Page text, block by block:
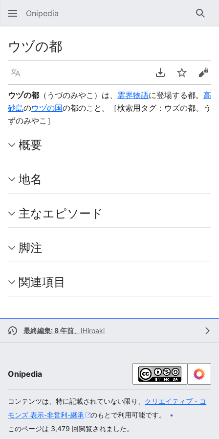
Onipedia 検索
ウヅの都
言語 PDFをダウンロ
ウォッチソ
ウヅの都 （うづのみやこ）は、 霊界物語に登場する都。 高
砂島のウヅの国の都のこと。［検索用タグ：ウズの都、う
ずのみやこ］
概要
地名
主なエピソード
脚注
関連項目
最終編集: 8 年前 IHiroaki
Onipedia
コンテンツは、特に記載されていない限り、 クリエイティブ・コ
モンズ 表示-非営利-継承
のもとで利用可能です。
このページは 3,479 回閲覧されました。